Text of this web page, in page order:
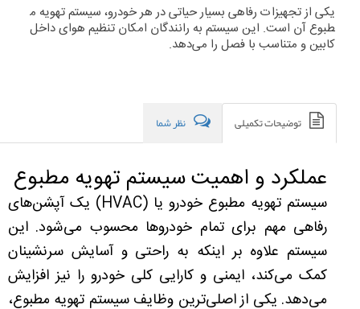
یکی از تجهیزات رفاهی بسیار حیاتی در هر خودرو، سیستم تهویه م
طبوع آن است. این سیستم به رانندگان امکان تنظیم هوای داخل
کابین و متناسب با فصل را می‌دهد.
توضیحات تکمیلی نظر شما
عملکرد و اهمیت سیستم تهویه مطبوع
سیستم تهویه مطبوع خودرو یا (HVAC) یک آپشن‌های
رفاهی مهم برای تمام خودروها محسوب می‌شود. این
سیستم علاوه بر اینکه به راحتی و آسایش سرنشینان
کمک می‌کند، ایمنی و کارایی کلی خودرو را نیز افزایش
می‌دهد. یکی از اصلی‌ترین وظایف سیستم تهویه مطبوع،